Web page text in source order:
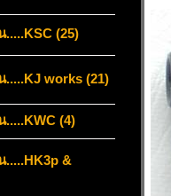
(25)
.....KJ works (21)
(4)
.....HK3p &